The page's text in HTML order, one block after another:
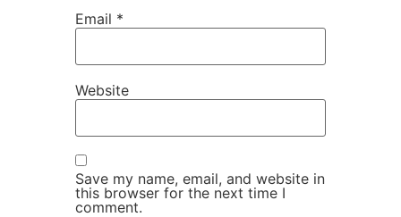
Email *
Website
Save my name, email, and website in
this browser for the next time I
comment.